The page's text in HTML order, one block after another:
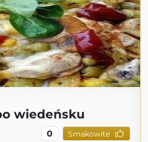
wiedeńsku
0 Smakowite